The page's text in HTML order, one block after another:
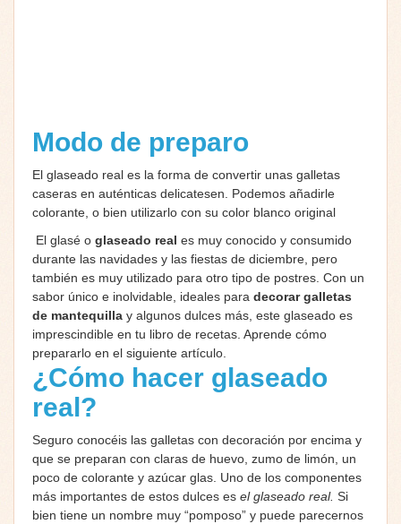
Modo de preparo
El glaseado real es la forma de convertir unas galletas
caseras en auténticas delicatesen. Podemos añadirle
colorante, o bien utilizarlo con su color blanco original
El glasé o glaseado real es muy conocido y consumido
durante las navidades y las fiestas de diciembre, pero
también es muy utilizado para otro tipo de postres. Con un
sabor único e inolvidable, ideales para decorar galletas
de mantequilla y algunos dulces más, este glaseado es
imprescindible en tu libro de recetas. Aprende cómo
prepararlo en el siguiente artículo.
¿Cómo hacer glaseado
real?
Seguro conocéis las galletas con decoración por encima y
que se preparan con claras de huevo, zumo de limón, un
poco de colorante y azúcar glas. Uno de los componentes
más importantes de estos dulces es el glaseado real. Si
bien tiene un nombre muy “pomposo” y puede parecernos